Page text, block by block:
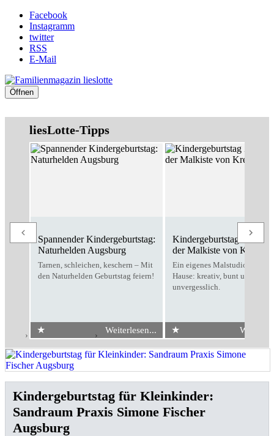
Facebook
Instagramm
twitter
RSS
E-Mail
Öffnen
liesLotte-Tipps
Spannender Kindergeburtstag:
Naturhelden Augsburg
Tarnen, schleichen, keschern – Mit
den Naturhelden Geburtstag feiern!
★ Weiterlesen...
Kindergeburtstag
der Malkiste von Kreativo
Ein eigenes Malstudio für zu
Hause: kreativ, bunt und
unvergesslich.
★
› Kindergeburtstag › Sandraum Praxis Simone Fischer Augsburg
Kindergeburtstag für Kleinkinder:
Sandraum Praxis Simone Fischer
Augsburg